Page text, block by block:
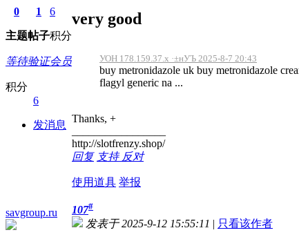
0
主题
1
帖子
6
积分
等待验证会员
积分
6
发消息
very good
УОН 178.159.37.x ·±нУЪ 2025-8-7 20:43
buy metronidazole uk buy metronidazole
flagyl generic na ...
Thanks, +
http://slotfrenzy.shop/
回复 支持 反对
使用道具 举报
savgroup.ru 107#
发表于 2025-9-12 15:55:11 | 只看该作者